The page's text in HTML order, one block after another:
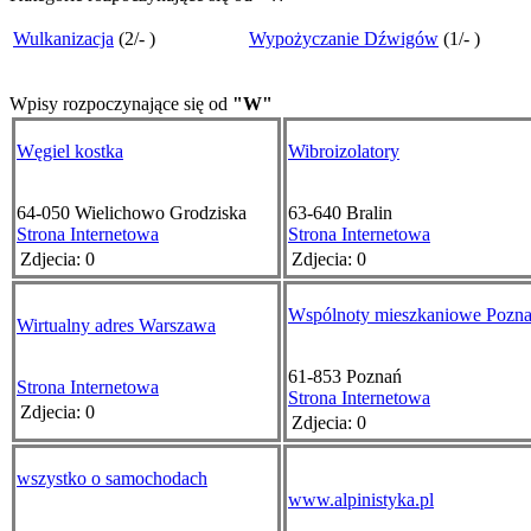
Wulkanizacja (2/- ) Wypożyczanie Dźwigów (1/- )
Wpisy rozpoczynające się od "W"
Węgiel kostka
64-050 Wielichowo Grodziska
Strona Internetowa
Zdjecia: 0
Wibroizolatory
63-640 Bralin
Strona Internetowa
Zdjecia: 0
Wirtualny adres Warszawa
Strona Internetowa
Zdjecia: 0
Wspólnoty mieszkaniowe
61-853 Poznań
Strona Internetowa
Zdjecia: 0
wszystko o samochodach
www.alpinistyka.pl